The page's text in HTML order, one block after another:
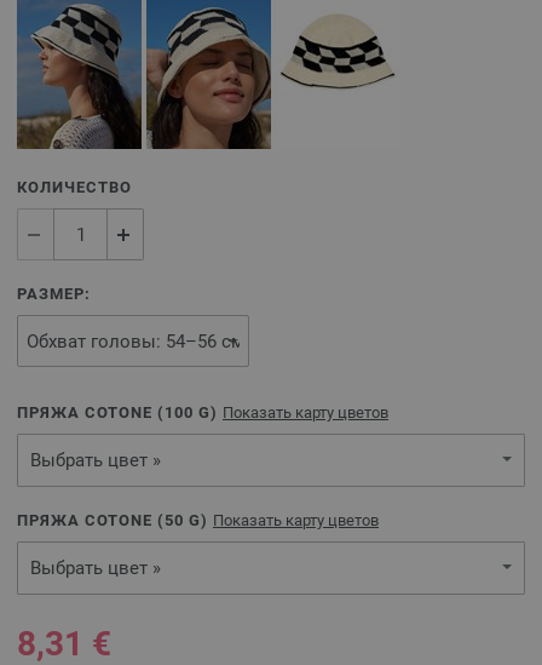
КОЛИЧЕСТВО
РАЗМЕР:
ПРЯЖА COTONE ( 100 G) Показать карту цветов
Выбрать цвет »
ПРЯЖА COTONE ( 50 G) Показать карту цветов
Выбрать цвет »
8,31 €